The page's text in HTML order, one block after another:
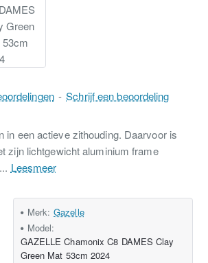
in een actieve zithouding. Daarvoor is
zijn lichtgewicht aluminium frame
Leesmeer
- Schrijf een beoordeling
Merk: Gazelle
Model:
GAZELLE Chamonix C8 DAMES Clay
Green Mat 53cm 2024